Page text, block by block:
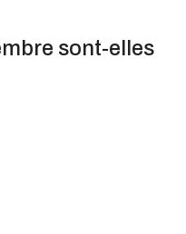
sont-elles